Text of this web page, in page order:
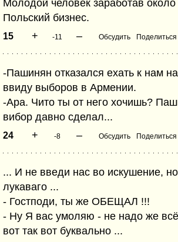
Молодой человек заработав
Польский бизнес.
15 + -11 – Обсудить Поделиться
-Пашинян отказался ехать к нам
ввиду выборов в Армении.
-Ара. Чито ты от него хочишь?
вибор давно сделал...
24 + -8 – Обсудить Поделиться
... И не введи нас во искушение,
лукаваго ...
- Гостподи, ты же ОБЕЩАЛ !!!
- Ну Я вас умоляю - не надо же
вот так вот буквально ...